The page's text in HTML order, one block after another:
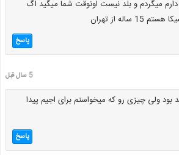
میگردم و بلد نیست اونوقت شما میگید اگ
ساله از تهران
پاسخ
5 سال قبل
بود ولی چیزی رو که میخواستم برای اجیم پیدا
پاسخ